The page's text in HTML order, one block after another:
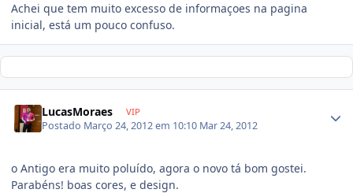
Achei que tem muito excesso de informaçoes na pagina
inicial, está um pouco confuso.
LucasMoraes VIP
Postado Março 24, 2012 em 10:10 Mar 24, 2012
o Antigo era muito poluído, agora o novo tá bom gostei.
Parabéns! boas cores, e design.